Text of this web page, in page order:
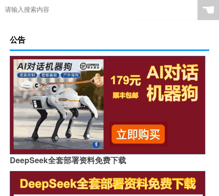
☚
公告
DeepSeek全套部署资料免费下载